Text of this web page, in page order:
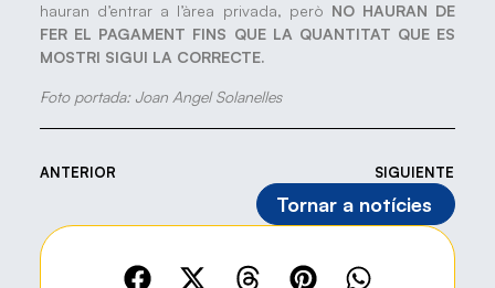
hauran d’entrar a l’àrea privada, però NO HAURAN DE
FER EL PAGAMENT FINS QUE LA QUANTITAT QUE ES
MOSTRI SIGUI LA CORRECTE.
Foto portada: Joan Angel Solanelles
ANTERIOR SIGUIENTE
Tornar a notícies